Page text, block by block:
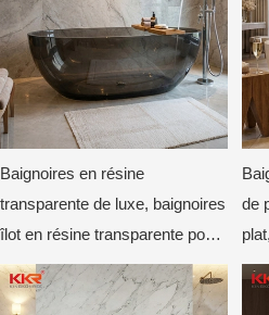
Baignoires en résine
transparente de luxe, baignoires
îlot en résine transparente pour
hôtels et villas
de